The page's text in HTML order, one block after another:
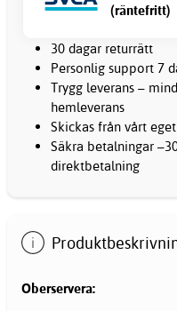
(räntefritt)
30 dagar returrätt
Personlig support 7
Trygg leverans –
hemleverans
Skickas från vårt
Säkra betalningar
direktbetalning
Oberservera: